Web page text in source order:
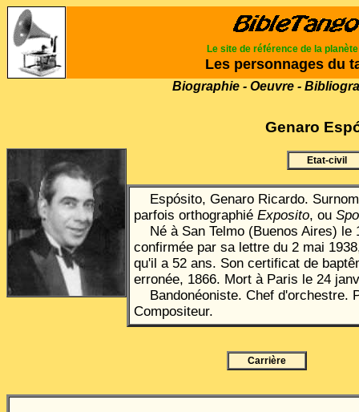
Le site de référence de la planète
Les personnages du
Biographie - Oeuvre -
Genaro
Etat-civil
Espósito, Genaro Ricardo.
parfois orthographié Exposito, ou
Né à San Telmo (Buenos Aires) le
confirmée par sa lettre du 2 mai
qu'il a 52 ans. Son certificat de
erronée, 1866. Mort à Paris le 24
Bandonéoniste. Chef d'orchestre.
Compositeur.
Carrière